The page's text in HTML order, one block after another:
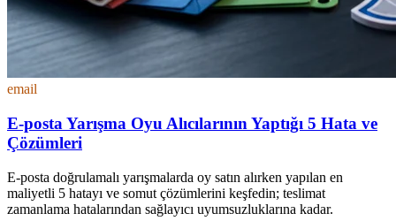
email
E-posta Yarışma Oyu Alıcılarının Yaptığı 5 Hata ve
Çözümleri
E-posta doğrulamalı yarışmalarda oy satın alırken yapılan en
maliyetli 5 hatayı ve somut çözümlerini keşfedin; teslimat
zamanlama hatalarından sağlayıcı uyumsuzluklarına kadar.